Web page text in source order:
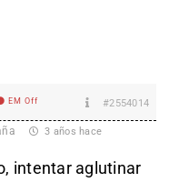
EM Off #2554014
3 años hace
intentar aglutinar